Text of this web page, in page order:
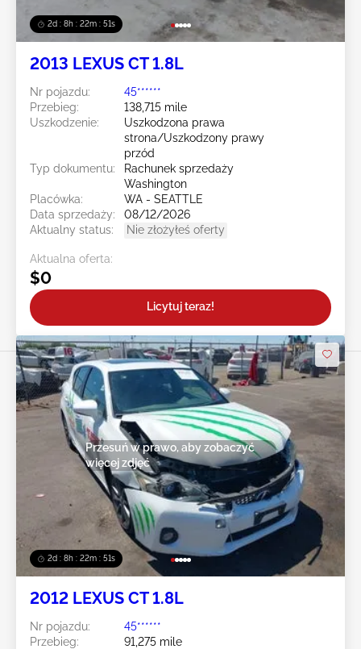
2d : 8h : 22m : 49s
2013 LEXUS CT 1.8L
Nr pojazdu:
45******
Przebieg:
138,715 mile
Uszkodzenie:
Uszkodzona prawa
strona/Uszkodzony prawy
przód
Typ dokumentu:
Rachunek sprzedaży
Washington
Placówka:
WA - SEATTLE
Data sprzedaży:
08/12/2026
Aktualny status:
Nie złożyłeś oferty
Aktualna oferta:
$0
Licytuj teraz!
2d : 8h : 22m : 49s
Przesuń w prawo, aby zobaczyć
więcej zdjęć
2012 LEXUS CT 1.8L
Nr pojazdu:
45******
Przebieg:
91,275 mile